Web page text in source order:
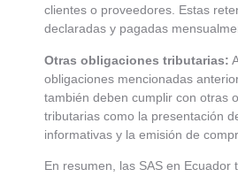
clientes o proveedores. Estas
declaradas y pagadas
Otras obligaciones tributarias:
obligaciones mencionadas
también deben cumplir con otras
tributarias como la presentación
informativas y la emisión de
En resumen, las SAS en Ecuador